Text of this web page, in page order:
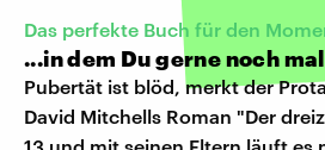
Das perfekte Buch für den
...in dem Du gerne noch
Pubertät ist blöd, merkt der
David Mitchells Roman "Der